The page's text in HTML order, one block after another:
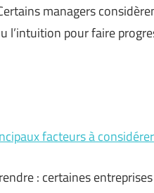
managers
l’intuition pour faire
facteurs à considérer
: certaines